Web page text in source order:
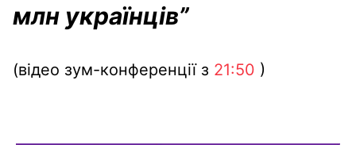
млн українців”
(відео зум-конференції з 21:50 )